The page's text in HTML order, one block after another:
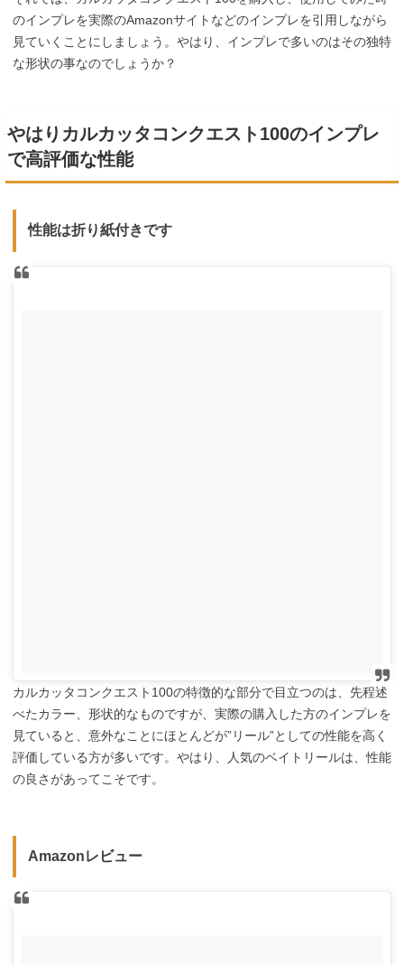
のインプレを実際のAmazonサイトなどのインプレを引用しながら
見ていくことにしましょう。やはり、インプレで多いのはその独特
な形状の事なのでしょうか？
やはりカルカッタコンクエスト100のインプレ
で高評価な性能
性能は折り紙付きです
カルカッタコンクエスト100の特徴的な部分で目立つのは、先程述
べたカラー、形状的なものですが、実際の購入した方のインプレを
見ていると、意外なことにほとんどが”リール”としての性能を高く
評価している方が多いです。やはり、人気のベイトリールは、性能
の良さがあってこそです。
Amazonレビュー